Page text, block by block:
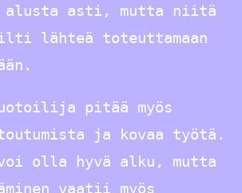
asti, mutta niitä
lähteä toteuttamaan
pitää myös
ja kovaa työtä.
olla hyvä alku, mutta
vaatii myös